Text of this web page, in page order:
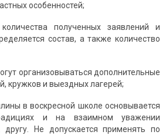
особенностей;
полученных заявлений и
состав, а также количество
организовываться дополнительные
кружков и выездных лагерей;
в воскресной школе основывается
и на взаимном уважении
другу. Не допускается применять по